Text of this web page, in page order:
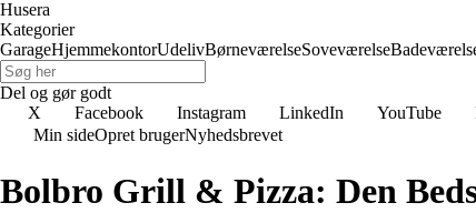
Husera
Kategorier
GarageHjemmekontorUdelivBørneværelseSoveværelse
Del og gør godt
X
Facebook Instagram LinkedIn YouTube
Min sideOpret brugerNyhedsbrevet
Bolbro Grill & Pizza: Den